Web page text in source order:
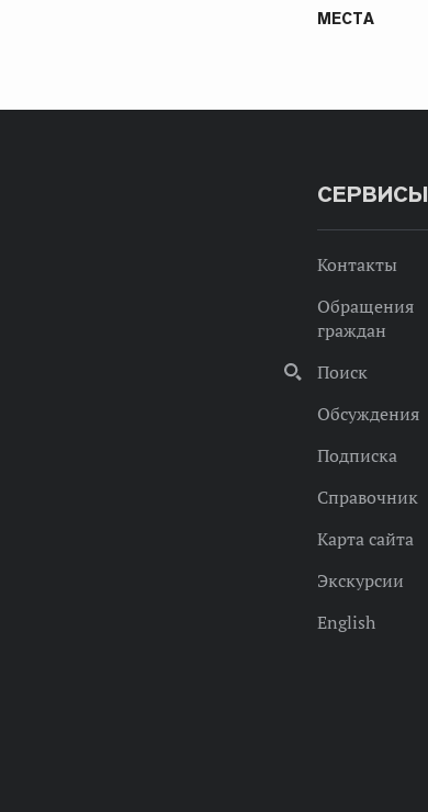
МЕСТА
СЕРВИСЫ
Контакты
Обращения
граждан
Поиск
Обсуждения
Подписка
Справочник
Карта сайта
Экскурсии
English